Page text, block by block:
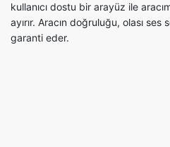
kullanıcı dostu bir arayüz ile
ayırır. Aracın doğruluğu, olası ses
garanti eder.